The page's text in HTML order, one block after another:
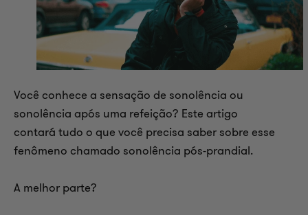
Você conhece a sensação de sonolência ou
sonolência após uma refeição? Este artigo
contará tudo o que você precisa saber sobre esse
fenômeno chamado sonolência pós-prandial.
A melhor parte?